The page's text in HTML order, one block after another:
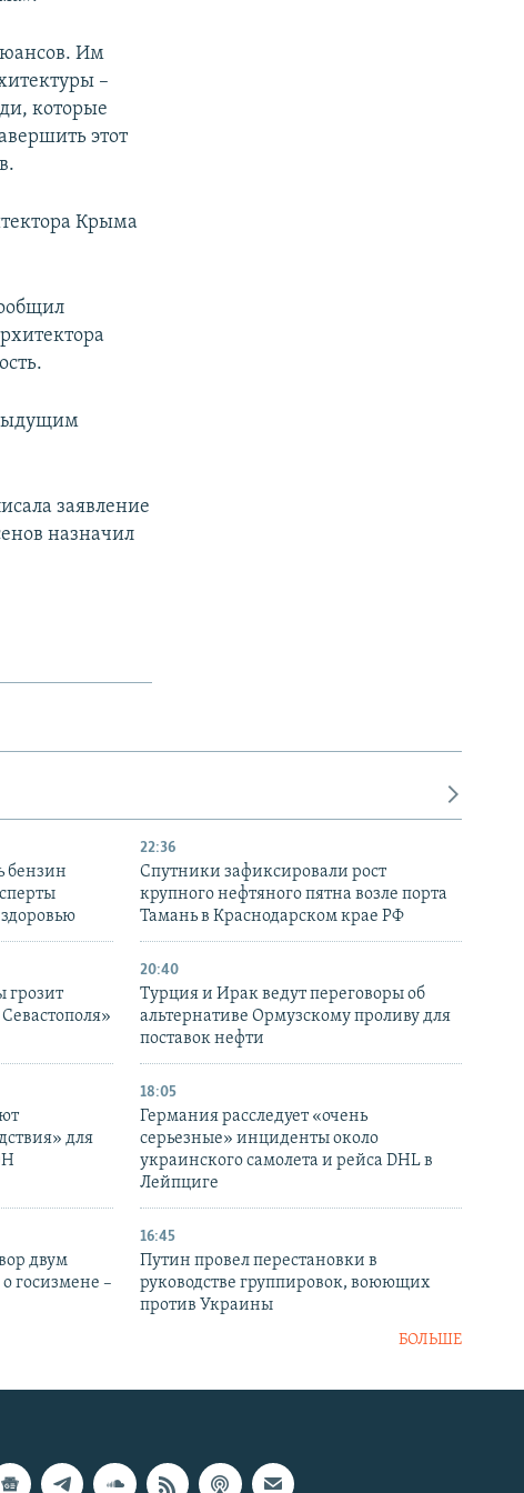
Им
–
которые
этот
Крыма
заявление
назначил
бензин
22:36
Спутники зафиксировали рост
крупного нефтяного пятна возле порта
Тамань в Краснодарском крае РФ
грозит
20:40
Турция и Ирак ведут переговоры об
альтернативе Ормузскому проливу для
поставок нефти
для
18:05
Германия расследует «очень
серьезные» инциденты около
украинского самолета и рейса DHL в
Лейпциге
двум
госизмене –
16:45
Путин провел перестановки в
руководстве группировок, воюющих
против Украины
БОЛЬШЕ